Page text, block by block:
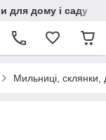
для дому і саду
Мильниці, склянки,